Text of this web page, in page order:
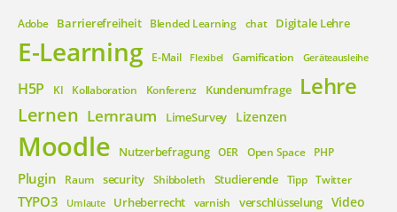
Adobe Barrierefreiheit Blended Learning chat Digitale Lehre
E-Learning E-Mail Flexibel Gamification Geräteausleihe
H5P KI Kollaboration Konferenz Kundenumfrage Lehre
Lernen Lernraum LimeSurvey Lizenzen
Moodle Nutzerbefragung OER Open Space PHP
Plugin Raum security Shibboleth Studierende Tipp Twitter
TYPO3 Umlaute Urheberrecht varnish verschlüsselung Video